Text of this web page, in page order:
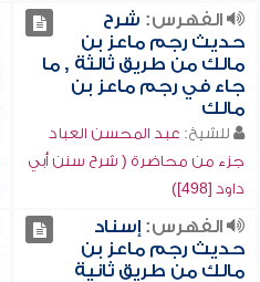
الفهرس: شرح
حديث رجم ماعز بن
مالك من طريق ثالثة , ما
جاء في رجم ماعز بن
مالك
للشيخ: عبد المحسن العباد
جزء من محاضرة ( شرح سنن أبي
داود [498])
الفهرس:إسناد
حديث رجم ماعز بن
مالك من طريق ثانية